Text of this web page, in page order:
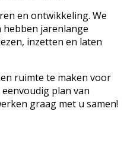
en ontwikkeling. We
hebben jarenlange
inzetten en laten
ruimte te maken voor
plan van
graag met u samen!